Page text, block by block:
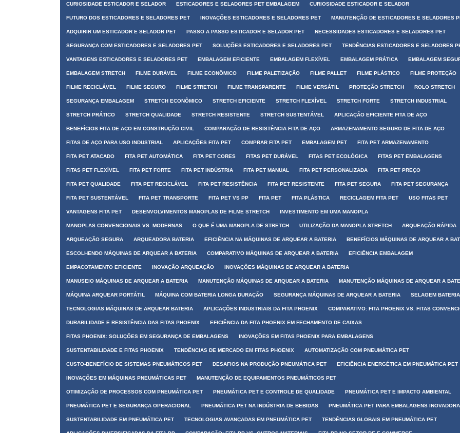
CURIOSIDADE ESTICADOR E SELADOR ESTICADORES E SELADORES PET EMBALAGEM CURIOSIDADE ESTICADOR E SELADOR
FUTURO DOS ESTICADORES E SELADORES PET INOVAÇÕES ESTICADORES E SELADORES PET MANUTENÇÃO DE ESTICADORES E SELADORES
ADQUIRIR UM ESTICADOR E SELADOR PET PASSO A PASSO ESTICADOR E SELADOR PET NECESSIDADES ESTICADORES E SELADORES PET
SEGURANÇA COM ESTICADORES E SELADORES PET SOLUÇÕES ESTICADORES E SELADORES PET TENDÊNCIAS ESTICADORES E SELADORES
VANTAGENS ESTICADORES E SELADORES PET EMBALAGEM EFICIENTE EMBALAGEM FLEXÍVEL EMBALAGEM PRÁTICA EMBALAGEM
EMBALAGEM STRETCH FILME DURÁVEL FILME ECONÔMICO FILME PALETIZAÇÃO FILME PALLET FILME PLÁSTICO FILME PROTEÇÃO
FILME RECICLÁVEL FILME SEGURO FILME STRETCH FILME TRANSPARENTE FILME VERSÁTIL PROTEÇÃO STRETCH ROLO STRETCH
SEGURANÇA EMBALAGEM STRETCH ECONÔMICO STRETCH EFICIENTE STRETCH FLEXÍVEL STRETCH FORTE STRETCH INDUSTRIAL
STRETCH PRÁTICO STRETCH QUALIDADE STRETCH RESISTENTE STRETCH SUSTENTÁVEL APLICAÇÃO EFICIENTE FITA DE AÇO
BENEFÍCIOS FITA DE AÇO EM CONSTRUÇÃO CIVIL COMPARAÇÃO DE RESISTÊNCIA FITA DE AÇO ARMAZENAMENTO SEGURO DE FITA DE AÇO
FITAS DE AÇO PARA USO INDUSTRIAL APLICAÇÕES FITA PET COMPRAR FITA PET EMBALAGEM PET FITA PET ARMAZENAMENTO
FITA PET ATACADO FITA PET AUTOMÁTICA FITA PET CORES FITAS PET DURÁVEL FITAS PET ECOLÓGICA FITAS PET EMBALAGENS
FITAS PET FLEXÍVEL FITA PET FORTE FITA PET INDÚSTRIA FITA PET MANUAL FITA PET PERSONALIZADA FITA PET PREÇO
FITA PET QUALIDADE FITA PET RECICLÁVEL FITA PET RESISTÊNCIA FITA PET RESISTENTE FITA PET SEGURA FITA PET SEGURANÇA
FITA PET SUSTENTÁVEL FITA PET TRANSPORTE FITA PET VS PP FITA PET FITA PLÁSTICA RECICLAGEM FITA PET USO FITAS PET
VANTAGENS FITA PET DESENVOLVIMENTOS MANOPLAS DE FILME STRETCH INVESTIMENTO EM UMA MANOPLA
MANOPLAS CONVENCIONAIS VS. MODERNAS O QUE É UMA MANOPLA DE STRETCH UTILIZAÇÃO DA MANOPLA STRETCH ARQUEAÇÃO RÁPIDA
ARQUEAÇÃO SEGURA ARQUEADORA BATERIA EFICIÊNCIA NA MÁQUINAS DE ARQUEAR A BATERIA BENEFÍCIOS MÁQUINAS DE ARQUEAR A
ESCOLHENDO MÁQUINAS DE ARQUEAR A BATERIA COMPARATIVO MÁQUINAS DE ARQUEAR A BATERIA EFICIÊNCIA EMBALAGEM
EMPACOTAMENTO EFICIENTE INOVAÇÃO ARQUEAÇÃO INOVAÇÕES MÁQUINAS DE ARQUEAR A BATERIA
MANUSEIO MÁQUINAS DE ARQUEAR A BATERIA MANUTENÇÃO MÁQUINAS DE ARQUEAR A BATERIA MANUTENÇÃO MÁQUINAS DE ARQUEAR A
MÁQUINA ARQUEAR PORTÁTIL MÁQUINA COM BATERIA LONGA DURAÇÃO SEGURANÇA MÁQUINAS DE ARQUEAR A BATERIA SELAGEM BATERIA
TECNOLOGIAS MÁQUINAS DE ARQUEAR BATERIA APLICAÇÕES INDUSTRIAIS DA FITA PHOENIX COMPARATIVO: FITA PHOENIX VS. FITAS
DURABILIDADE E RESISTÊNCIA DAS FITAS PHOENIX EFICIÊNCIA DA FITA PHOENIX EM FECHAMENTO DE CAIXAS
FITAS PHOENIX: SOLUÇÕES EM SEGURANÇA DE EMBALAGENS INOVAÇÕES EM FITAS PHOENIX PARA EMBALAGENS
SUSTENTABILIDADE E FITAS PHOENIX TENDÊNCIAS DE MERCADO EM FITAS PHOENIX AUTOMATIZAÇÃO COM PNEUMÁTICA PET
CUSTO-BENEFÍCIO DE SISTEMAS PNEUMÁTICOS PET DESAFIOS NA PRODUÇÃO PNEUMÁTICA PET EFICIÊNCIA ENERGÉTICA EM PNEUMÁTICA PET
INOVAÇÕES EM MÁQUINAS PNEUMÁTICAS PET MANUTENÇÃO DE EQUIPAMENTOS PNEUMÁTICOS PET
OTIMIZAÇÃO DE PROCESSOS COM PNEUMÁTICA PET PNEUMÁTICA PET E CONTROLE DE QUALIDADE PNEUMÁTICA PET E IMPACTO AMBIENTAL
PNEUMÁTICA PET E SEGURANÇA OPERACIONAL PNEUMÁTICA PET NA INDÚSTRIA DE BEBIDAS PNEUMÁTICA PET PARA EMBALAGENS
SUSTENTABILIDADE EM PNEUMÁTICA PET TECNOLOGIAS AVANÇADAS EM PNEUMÁTICA PET TENDÊNCIAS GLOBAIS EM PNEUMÁTICA PET